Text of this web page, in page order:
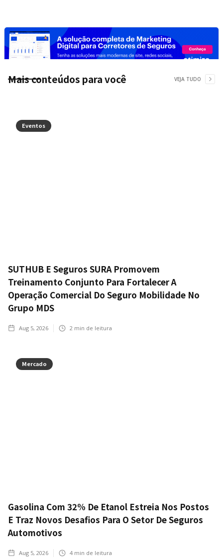
Mais conteúdos para você VEJA TUDO
Eventos
SUTHUB E Seguros SURA Promovem
Treinamento Conjunto Para Fortalecer A
Operação Comercial Do Seguro Mobilidade No
Grupo MDS
Aug 5, 2026 2 min de leitura
Mercado
Gasolina Com 32% De Etanol Estreia Nos Postos
E Traz Novos Desafios Para O Setor De Seguros
Automotivos
Aug 5, 2026 4 min de leitura